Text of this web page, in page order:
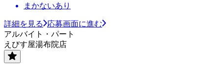
まかないあり
詳細を見る
応募画面に進む
アルバイト・パート
えびす屋湯布院店